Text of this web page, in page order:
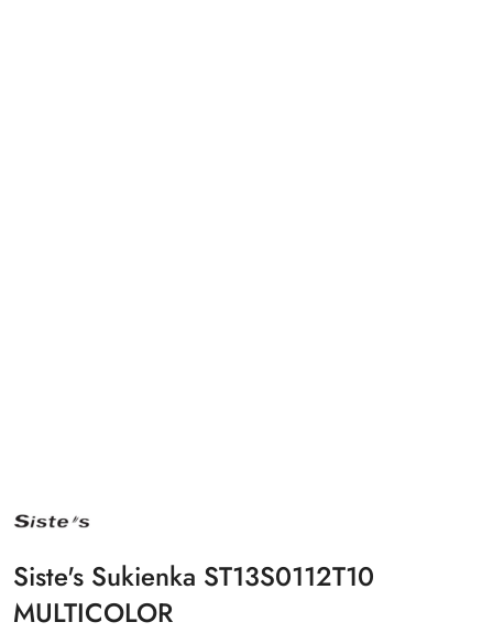
NAZWA
PRODUCENTA:
Siste's Sukienka ST13S0112T10
MULTICOLOR